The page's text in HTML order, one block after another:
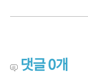
댓글0개